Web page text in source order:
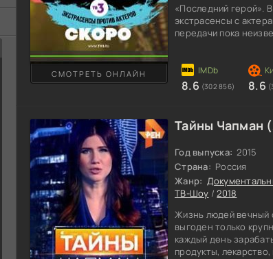
«Последний герой».
экстрасенсы с
передачи пока
столкнуться со
Зрители увидят кто
необычным даром
нагрузкам большой
СМОТРЕТЬ ОНЛАЙН
8.6 (302 856) 8.6
Тайны Чапман
Год выпуска: 2015
Страна: Россия
Жанр:
ТВ-Шоу /2018
Жизнь людей вечный
выгоден только
каждый день
продукты,